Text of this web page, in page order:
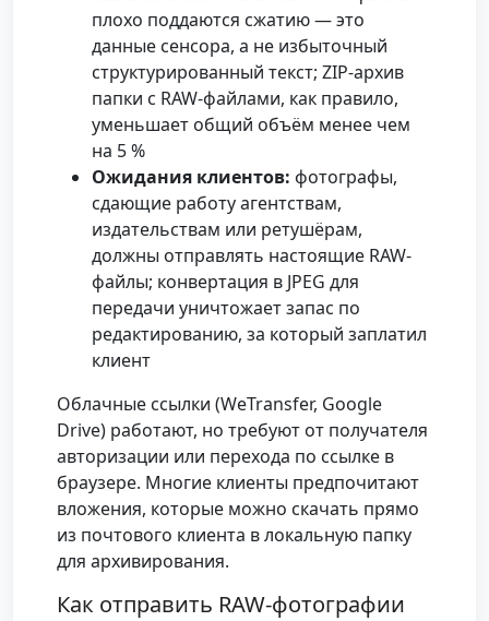
плохо поддаются сжатию — это
данные сенсора, а не избыточный
структурированный текст; ZIP-архив
папки с RAW-файлами, как правило,
уменьшает общий объём менее чем
на 5 %
Ожидания клиентов: фотографы,
сдающие работу агентствам,
издательствам или ретушёрам,
должны отправлять настоящие RAW-
файлы; конвертация в JPEG для
передачи уничтожает запас по
редактированию, за который заплатил
клиент
Облачные ссылки (WeTransfer, Google
Drive) работают, но требуют от получателя
авторизации или перехода по ссылке в
браузере. Многие клиенты предпочитают
вложения, которые можно скачать прямо
из почтового клиента в локальную папку
для архивирования.
Как отправить RAW-фотографии